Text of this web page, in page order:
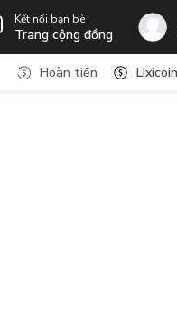
Kết nối bạn bè
Trang cộng đồng
Hoàn tiền Lixicoin